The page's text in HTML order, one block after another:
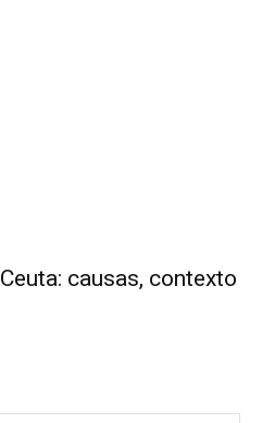
causas, contexto